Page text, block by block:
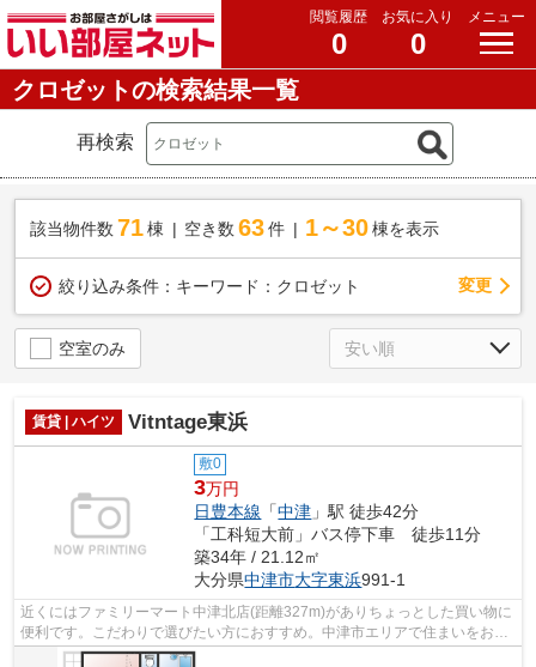
閲覧履歴
0
お気に入り
0
メニュー
クロゼットの検索結果一覧
再検索
該当物件数 71棟 空き数 63 件 1～30 棟を表示
絞り込み条件： キーワード：クロゼット 変更
空室のみ
賃貸 | ハイツ Vitntage東浜
敷0
3万円
日豊本線 「中津 」駅 徒歩42分
「工科短大前」バス停下車 徒歩11分
築34年 / 21.12㎡
大分県中津市大字東浜991-1
近くにはファミリーマート中津北店(距離327m)がありちょっとした買い物に
便利です。こだわりで選びたい方におすすめ。中津市エリアで住まいをお探
しなら「Vitntage東浜」。鉄骨造なら...